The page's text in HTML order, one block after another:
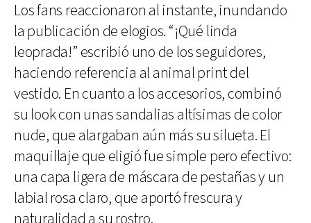
Los fans reaccionaron al instante, inundando
la publicación de elogios. “¡Qué linda
leoprada!” escribió uno de los seguidores,
haciendo referencia al animal print del
vestido. En cuanto a los accesorios, combinó
su look con unas sandalias altísimas de color
nude, que alargaban aún más su silueta. El
maquillaje que eligió fue simple pero efectivo:
una capa ligera de máscara de pestañas y un
labial rosa claro, que aportó frescura y